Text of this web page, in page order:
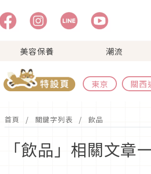
美容保養 潮流
東京 關西
首頁 關鍵字列表 飲品
「飲品」相關文章